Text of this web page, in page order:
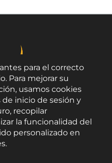
para el correcto
Para mejorar su
usamos cookies
de inicio de sesión y
recopilar
la funcionalidad del
personalizado en